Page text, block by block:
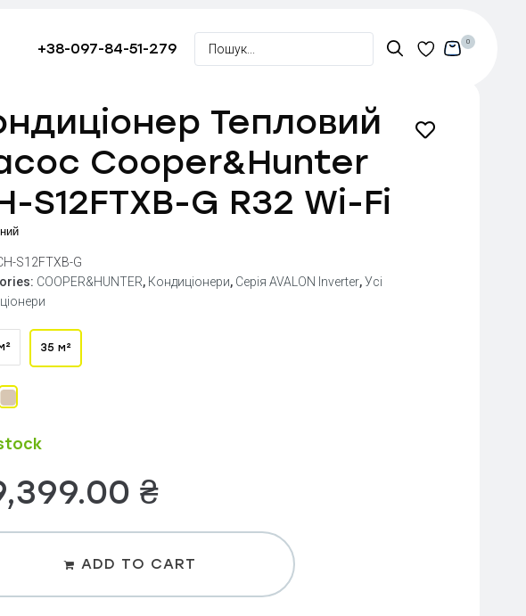
+38-097-84-51-279 0
Тепловий
Cooper&Hunter
S12FTXB-G R32 Wi-Fi
S12FTXB-G
COOPER&HUNTER, Кондиціонери, Серія AVALON Inverter,Усі
35 м²
₴
ADD TO CART